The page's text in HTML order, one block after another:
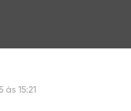
15:21